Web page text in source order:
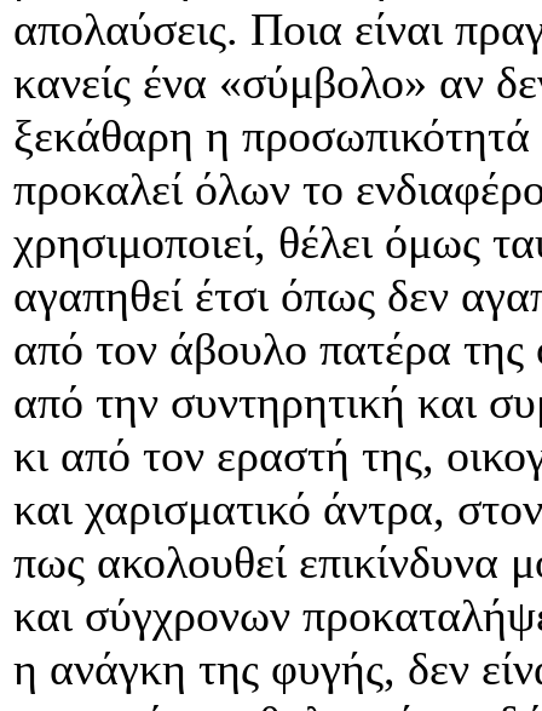
απολαύσεις. Ποια είναι
κανείς ένα «σύμβολο» αν
ξεκάθαρη η
προκαλεί όλων το
χρησιμοποιεί, θέλει όμως
αγαπηθεί έτσι όπως δεν
από τον άβουλο πατέρα
από την συντηρητική και
κι από τον εραστή της,
και χαρισματικό άντρα,
πως ακολουθεί επικίνδυνα
και σύγχρονων
η ανάγκη της φυγής, δεν